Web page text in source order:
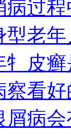
病过
型老
牜皮
察看
屑病